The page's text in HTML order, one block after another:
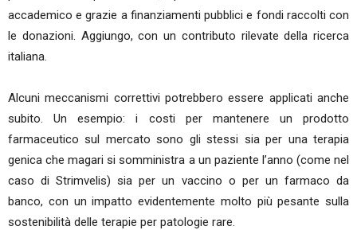
accademico e grazie a finanziamenti pubblici e fondi raccolti con
le donazioni. Aggiungo, con un contributo rilevate della ricerca
italiana.
Alcuni meccanismi correttivi potrebbero essere applicati anche
subito. Un esempio: i costi per mantenere un prodotto
farmaceutico sul mercato sono gli stessi sia per una terapia
genica che magari si somministra a un paziente l’anno (come nel
caso di Strimvelis) sia per un vaccino o per un farmaco da
banco, con un impatto evidentemente molto più pesante sulla
sostenibilità delle terapie per patologie rare.